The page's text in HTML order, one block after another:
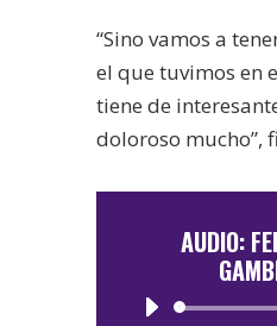
“Sino vamos a
el que tuvimos en
tiene de
doloroso mucho”,
AUDIO: